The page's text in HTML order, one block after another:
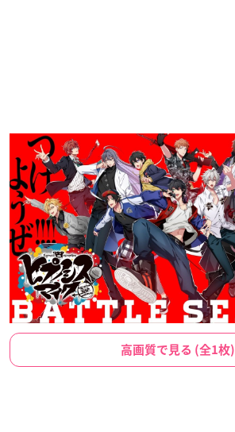
高画質で見る (全1枚)